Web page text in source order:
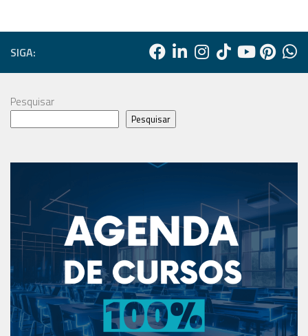
SIGA:
Pesquisar
Pesquisar